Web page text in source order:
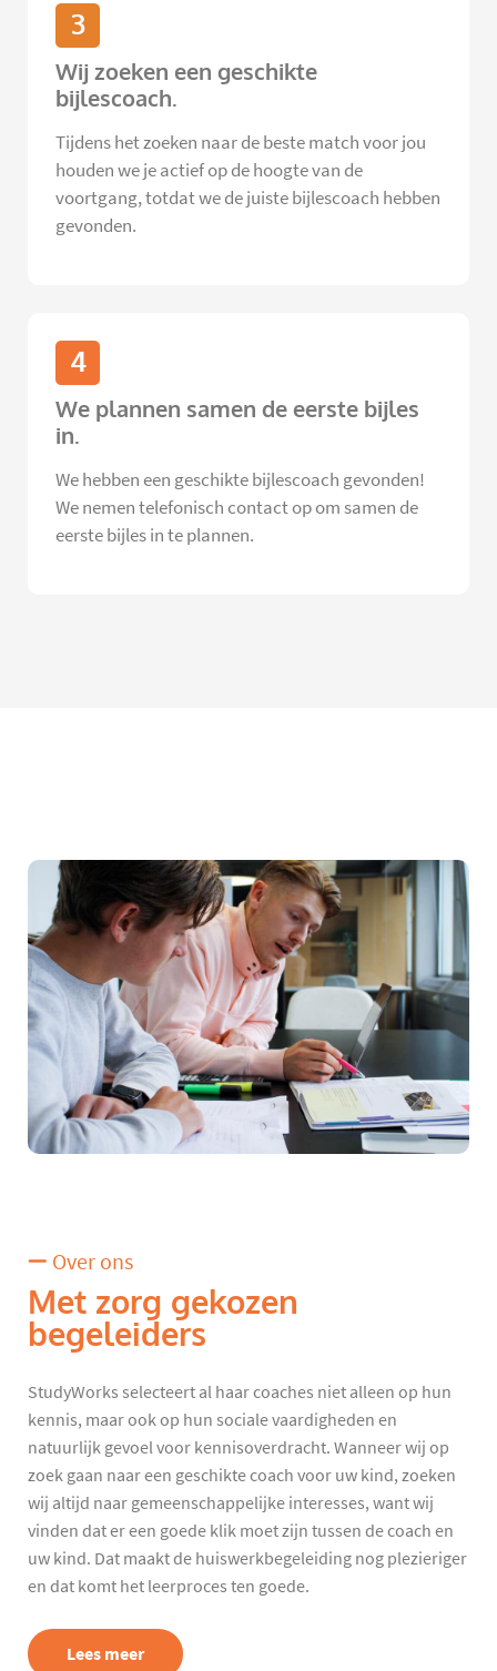
3
Wij zoeken een geschikte
bijlescoach.
Tijdens het zoeken naar de beste match voor jou
houden we je actief op de hoogte van de
voortgang, totdat we de juiste bijlescoach hebben
gevonden.
4
We plannen samen de eerste bijles
in.
We hebben een geschikte bijlescoach gevonden!
We nemen telefonisch contact op om samen de
eerste bijles in te plannen.
Over ons
Met zorg gekozen
begeleiders
StudyWorks selecteert al haar coaches niet alleen op hun
kennis, maar ook op hun sociale vaardigheden en
natuurlijk gevoel voor kennisoverdracht. Wanneer wij op
zoek gaan naar een geschikte coach voor uw kind, zoeken
wij altijd naar gemeenschappelijke interesses, want wij
vinden dat er een goede klik moet zijn tussen de coach en
uw kind. Dat maakt de huiswerkbegeleiding nog plezieriger
en dat komt het leerproces ten goede.
Lees meer